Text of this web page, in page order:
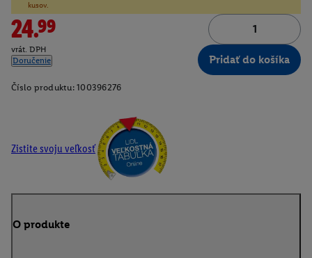
kusov.
24.99
vrát. DPH
Doručenie
Pridať do košíka
Číslo produktu: 100396276
Zistite svoju veľkosť
O produkte